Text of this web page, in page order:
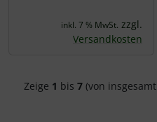
inkl. 7 % MwSt. zzgl.
Versandkosten
Zeige 1 bis 7(von insgesamt